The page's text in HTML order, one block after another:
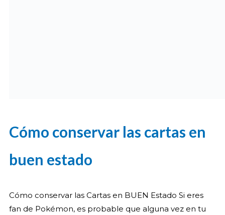
Cómo conservar las cartas en
buen estado
Cómo conservar las Cartas en BUEN Estado Si eres
fan de Pokémon, es probable que alguna vez en tu